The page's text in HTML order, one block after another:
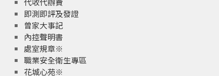
即測即評及發證
曾家大事記
內控聲明書
處室規章※
職業安全衛生專區
花城心苑※